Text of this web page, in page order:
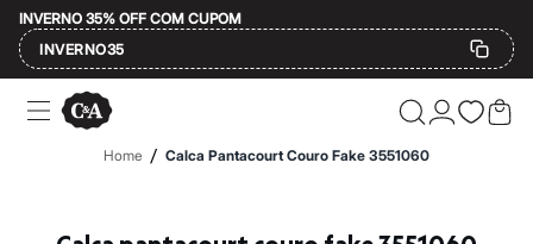
INVERNO 35% OFF COM CUPOM
INVERNO35
Ofertas
Compre por Departamento
Mindse7
Home / Calca Pantacourt Couro Fake 3551060